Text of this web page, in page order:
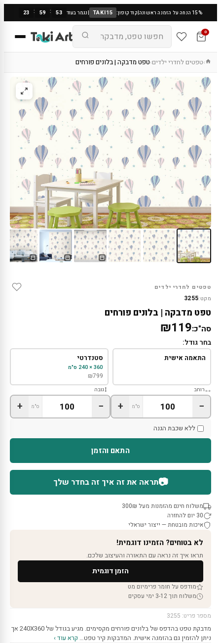
15% הנחה על הזמנה ראשונה |קוד קופון: TAKI15
|נגמר בעוד 23 : 59 : 53
0
›טפטים לחדרי ילדים›טפט מדבקה | בלונים פורחים
טפטים לחדרי ילדים
מקט:3255
טפט מדבקה | בלונים פורחים
סה"כ:₪119
בחר גודל:
התאמה אישית סטנדרטי
360 × 240 ס"מ
₪799
רוחב
− ס"מ +
גובה
− ס"מ +
ללא שכבת הגנה
התאם והזמן
📷תראה את זה איך זה בחדר שלך
משלוח חינם מהזמנות מעל 300₪
30 יום להחזרה
איכות מובטחת — ייצור ישראלי
לא בטוחים? הזמינו דוגמית!
תראו איך זה נראה עם התאורה והעיצוב שלכם.
הזמן דוגמית
מודפס על חומר פרימיום מט
משלוח תוך 3-12 ימי עסקים
מספר פריט: 3255
מדבקת טפט בהדפס של בלונים פורחים מקסימים. מגיע בגודל של 240X360 אך
ניתן להזמין גם בהזמנה אישית. המדבקות קיר טפט… קרא עוד ›